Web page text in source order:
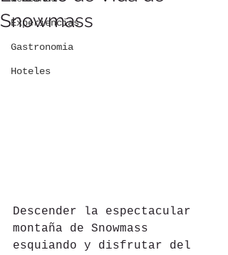
Experiencias
Gastronomia
Hoteles
Snowmass
Descender la espectacular
montaña de Snowmass
esquiando y disfrutar del